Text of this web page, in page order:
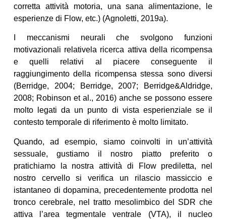
corretta attività motoria, una sana alimentazione, le
esperienze di Flow, etc.) (Agnoletti, 2019a).
I meccanismi neurali che svolgono funzioni
motivazionali relativela ricerca attiva della ricompensa
e quelli relativi al piacere conseguente il
raggiungimento della ricompensa stessa sono diversi
(Berridge, 2004; Berridge, 2007; Berridge&Aldridge,
2008; Robinson et al., 2016) anche se possono essere
molto legati da un punto di vista esperienziale se il
contesto temporale di riferimento è molto limitato.
Quando, ad esempio, siamo coinvolti in un’attività
sessuale, gustiamo il nostro piatto preferito o
pratichiamo la nostra attività di Flow prediletta, nel
nostro cervello si verifica un rilascio massiccio e
istantaneo di dopamina, precedentemente prodotta nel
tronco cerebrale, nel tratto mesolimbico del SDR che
attiva l’area tegmentale ventrale (VTA), il nucleo